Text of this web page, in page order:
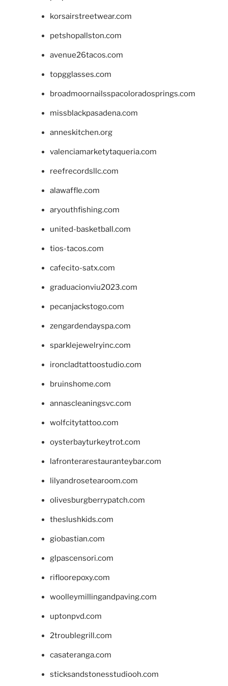
korsairstreetwear.com
petshopallston.com
avenue26tacos.com
topgglasses.com
broadmoornailsspacoloradosprings.com
missblackpasadena.com
anneskitchen.org
valenciamarketytaqueria.com
reefrecordsllc.com
alawaffle.com
aryouthfishing.com
united-basketball.com
tios-tacos.com
cafecito-satx.com
graduacionviu2023.com
pecanjackstogo.com
zengardendayspa.com
sparklejewelryinc.com
ironcladtattoostudio.com
bruinshome.com
annascleaningsvc.com
wolfcitytattoo.com
oysterbayturkeytrot.com
lafronterarestauranteybar.com
lilyandrosetearoom.com
olivesburgberrypatch.com
theslushkids.com
giobastian.com
glpascensori.com
rifloorepoxy.com
woolleymillingandpaving.com
uptonpvd.com
2troublegrill.com
casateranga.com
sticksandstonesstudiooh.com